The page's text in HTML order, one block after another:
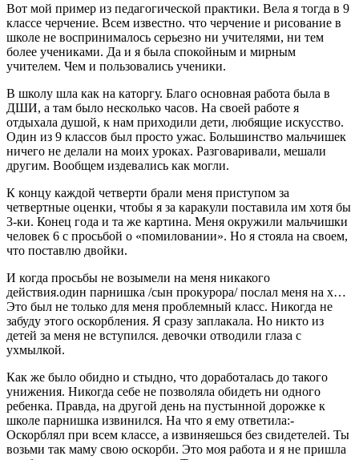
Вот мой пример из педагогической практики. Вела я тогда в 9
классе черчение. Всем известно. что черчение и рисование в
школе не воспринималось серьезно ни учителями, ни тем
более учениками. Да и я была спокойным и мирным
учителем. Чем и пользовались ученики.
В школу шла как на каторгу. Благо основная работа была в
ДШИ, а там было несколько часов. На своей работе я
отдыхала душой, к нам приходили дети, любящие искусство.
Один из 9 классов был просто ужас. Большинство мальчишек
ничего не делали на моих уроках. Разговаривали, мешали
другим. Вообщем издевались как могли.
К концу каждой четверти брали меня приступом за
четвертные оценки, чтобы я за каракули поставила им хотя бы
3-ки. Конец года и та же картина. Меня окружили мальчишки
человек 6 с просьбой о «помиловании». Но я стояла на своем,
что поставлю двойки.
И когда просьбы не возымели на меня никакого
действия.один парнишка /сын прокурора/ послал меня на х…
Это был не только для меня проблемный класс. Никогда не
забуду этого оскорбления. Я сразу заплакала. Но никто из
детей за меня не вступился. девочки отводили глаза с
ухмылкой.
Как же было обидно и стыдно, что доработалась до такого
унижения. Никогда себе не позволяла обидеть ни одного
ребенка. Правда, на другой день на пустынной дорожке к
школе парнишка извинился. На что я ему ответила:-
Оскорблял при всем классе, а извиняешься без свидетелей. Ты
возьми так маму свою оскорби. Это моя работа и я не пришла